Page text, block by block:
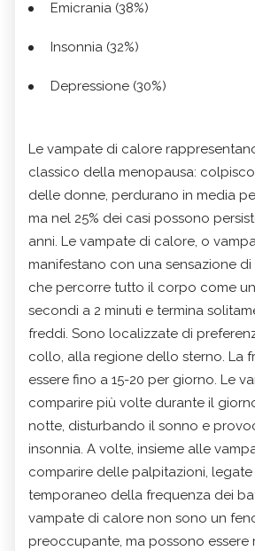
Emicrania (38%)
Insonnia (32%)
Depressione (30%)
Le vampate di calore
classico della menopausa:
delle donne, perdurano in media
ma nel 25% dei casi possono
anni. Le vampate di calore, o
manifestano con una sensazione
che percorre tutto il corpo come
secondi a 2 minuti e termina
freddi. Sono localizzate di
collo, alla regione dello sterno. La
essere fino a 15-20 per giorno. Le
comparire più volte durante il
notte, disturbando il sonno e
insonnia. A volte, insieme alle
comparire delle palpitazioni,
temporaneo della frequenza dei
vampate di calore non sono un
preoccupante, ma possono essere